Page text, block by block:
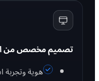
تصميم مخصص من
هوية